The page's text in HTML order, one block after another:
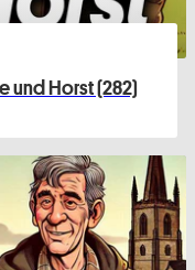
und Horst (282)